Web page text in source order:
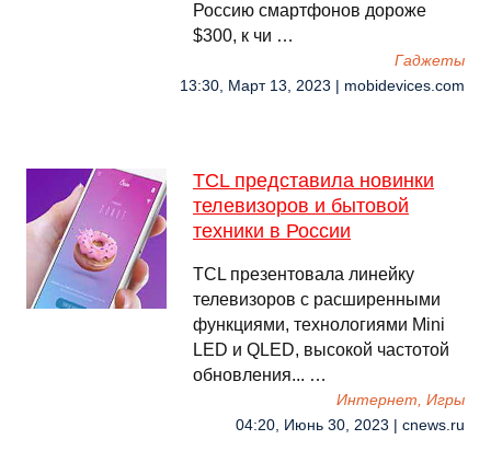
Россию смартфонов дороже
$300, к чи …
Гаджеты
13:30, Март 13, 2023 | mobidevices.com
TCL представила новинки
телевизоров и бытовой
техники в России
TCL презентовала линейку
телевизоров с расширенными
функциями, технологиями Mini
LED и QLED, высокой частотой
обновления... …
Интернет, Игры
04:20, Июнь 30, 2023 | cnews.ru